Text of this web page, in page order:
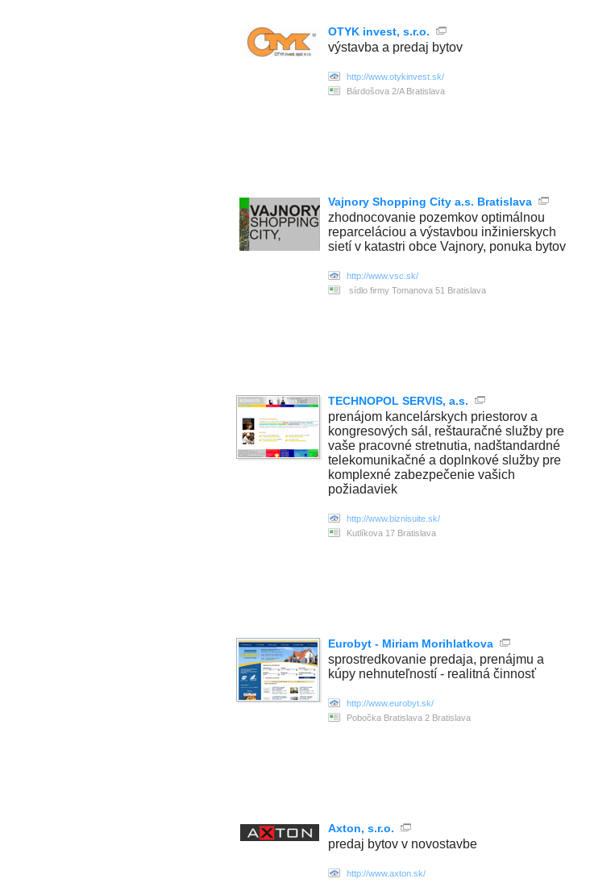
OTYK invest, s.r.o.
výstavba a predaj bytov
http://www.otykinvest.sk/
Bárdošova 2/A Bratislava
Vajnory Shopping City a.s. Bratislava
zhodnocovanie pozemkov optimálnou
reparceláciou a výstavbou inžinierskych
sietí v katastri obce Vajnory, ponuka bytov
http://www.vsc.sk/
sídlo firmy Tomanova 51 Bratislava
TECHNOPOL SERVIS, a.s.
prenájom kancelárskych priestorov a
kongresových sál, reštauračné služby pre
vaše pracovné stretnutia, nadštandardné
telekomunikačné a doplnkové služby pre
komplexné zabezpečenie vašich
požiadaviek
http://www.biznisuite.sk/
Kutlíkova 17 Bratislava
Eurobyt - Miriam Morihlatkova
sprostredkovanie predaja, prenájmu a
kúpy nehnuteľností - realitná činnosť
http://www.eurobyt.sk/
Pobočka Bratislava 2 Bratislava
Axton, s.r.o.
predaj bytov v novostavbe
http://www.axton.sk/